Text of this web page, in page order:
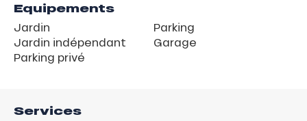
Equipements
Jardin
Jardin indépendant
Parking privé
Parking
Garage
Services